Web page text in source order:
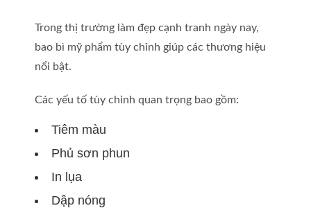
Trong thị trường làm đẹp cạnh tranh ngày nay,
bao bì mỹ phẩm tùy chỉnh giúp các thương hiệu
nổi bật.
Các yếu tố tùy chỉnh quan trọng bao gồm:
Tiêm màu
Phủ sơn phun
In lụa
Dập nóng